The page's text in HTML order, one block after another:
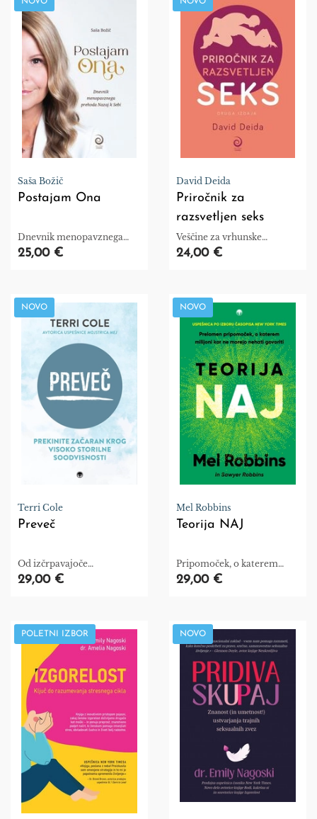
Saša Božič
Postajam Ona
Dnevnik menopavznega
prehoda
25,00 €
David Deida
Priročnik za
razsvetljen seks
Veščine za vrhunske
ljubimce
24,00 €
NOVO
Terri Cole
Preveč
Od izčrpavajoče
pretiranosti k notranjemu
29,00 €
NOVO
Mel Robbins
Teorija NAJ
Pripomoček, o katerem
milijoni kar ne morejo
29,00 €
POLETNI IZBOR NOVO